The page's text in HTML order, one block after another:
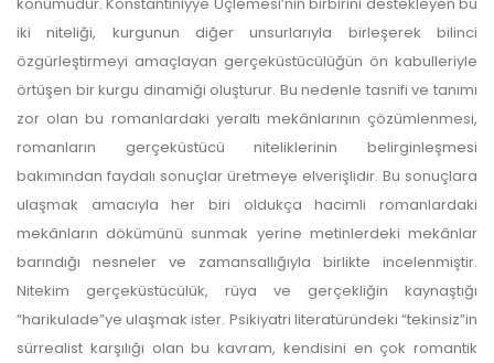
iki niteliği, kurgunun diğer unsurlarıyla birleşerek bilinci
özgürleştirmeyi amaçlayan gerçeküstücülüğün ön kabulleriyle
örtüşen bir kurgu dinamiği oluşturur. Bu nedenle tasnifi ve tanımı
zor olan bu romanlardaki yeraltı mekânlarının çözümlenmesi,
romanların gerçeküstücü niteliklerinin belirginleşmesi
bakımından faydalı sonuçlar üretmeye elverişlidir. Bu sonuçlara
ulaşmak amacıyla her biri oldukça hacimli romanlardaki
mekânların dökümünü sunmak yerine metinlerdeki mekânlar
barındığı nesneler ve zamansallığıyla birlikte incelenmiştir.
Nitekim gerçeküstücülük, rüya ve gerçekliğin kaynaştığı
“harikulade”ye ulaşmak ister. Psikiyatri literatüründeki “tekinsiz”in
sürrealist karşılığı olan bu kavram, kendisini en çok romantik